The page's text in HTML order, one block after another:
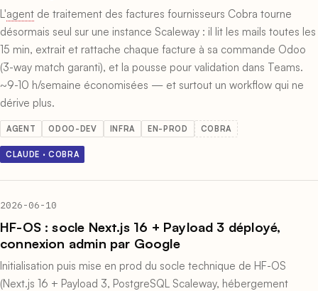
L'agent de traitement des factures fournisseurs Cobra tourne
désormais seul sur une instance Scaleway : il lit les mails toutes les
15 min, extrait et rattache chaque facture à sa commande Odoo
(3-way match garanti), et la pousse pour validation dans Teams.
~9-10 h/semaine économisées — et surtout un workflow qui ne
dérive plus.
AGENT ODOO-DEV INFRA EN-PROD COBRA
CLAUDE · COBRA
2026-06-10
HF-OS : socle Next.js 16 + Payload 3 déployé,
connexion admin par Google
Initialisation puis mise en prod du socle technique de HF-OS
(Next.js 16 + Payload 3, PostgreSQL Scaleway, hébergement